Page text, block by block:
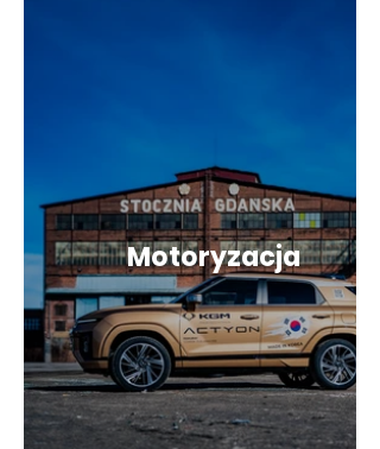
Motoryzacja